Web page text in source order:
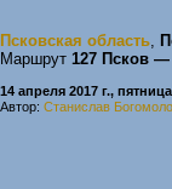
Псковская область,
Маршрут 127 Псков
14 апреля 2017 г., пятница
Автор: Станислав